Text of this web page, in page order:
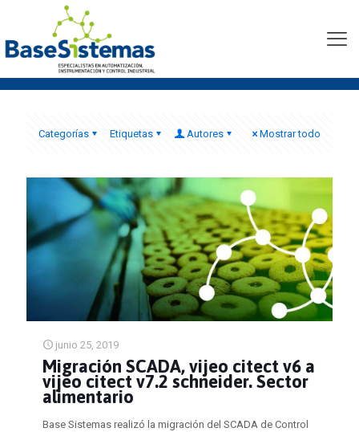
autómata Logix5563
Allen-Bradley
Categorías Etiquetas Autores Mostrar todo
junio 25, 2019
Migración SCADA, vijeo citect v6 a
vijeo citect v7.2 schneider. Sector
alimentario
Base Sistemas realizó la migración del SCADA de Control